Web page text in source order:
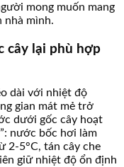
mong muốn mang
nhà mình.
cây lại phù hợp
dài với nhiệt độ
gian mát mẻ trở
dưới gốc cây hoạt
nước bốc hơi làm
2-5°C, tán cây che
giữ nhiệt độ ổn định